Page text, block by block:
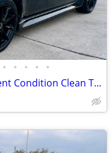
• • • • •
2015 Mitsubishi Lancer ES Excellent Condition Clean Title